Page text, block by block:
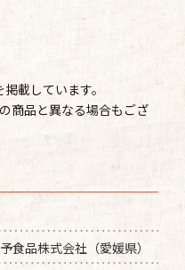
載しています。
商品と異なる場合もござ
食品株式会社（愛媛県）